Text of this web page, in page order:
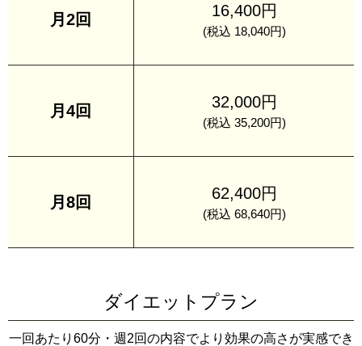
月2回 16,400円
(税込 18,040円)
月4回 32,000円
(税込 35,200円)
月8回 62,400円
(税込 68,640円)
ダイエットプラン
一回あたり60分・週2回の内容でより効果の高さが実感でき